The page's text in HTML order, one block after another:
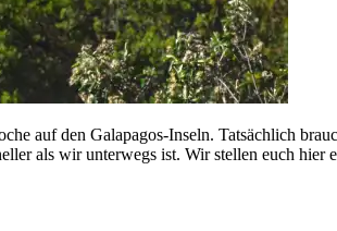
auf den Galapagos-Inseln. Tatsächlich
als wir unterwegs ist. Wir stellen euch